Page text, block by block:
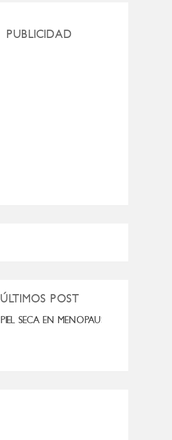
PUBLICIDAD
ÚLTIMOS POST
PIEL SECA EN MENOPAUSIA